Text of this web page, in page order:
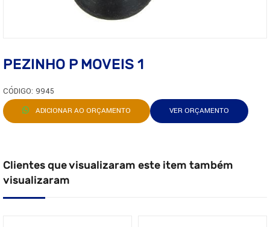
PEZINHO P MOVEIS 1
CÓDIGO: 9945
ADICIONAR AO ORÇAMENTO VER ORÇAMENTO
Clientes que visualizaram este item também
visualizaram